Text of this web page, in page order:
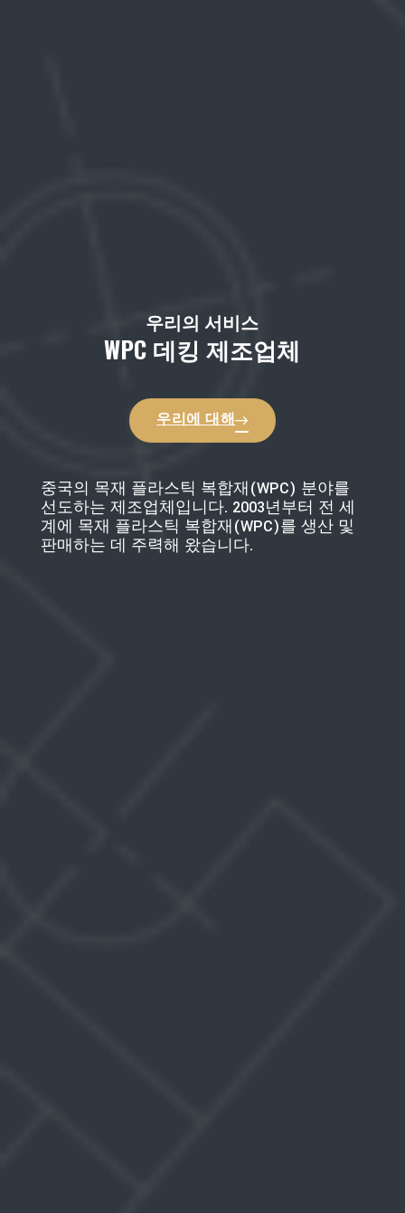
우리의 서비스
WPC 데킹 제조업체
우리에 대해
중국의 목재 플라스틱 복합재(WPC) 분야를
선도하는 제조업체입니다. 2003년부터 전 세
계에 목재 플라스틱 복합재(WPC)를 생산 및
판매하는 데 주력해 왔습니다.